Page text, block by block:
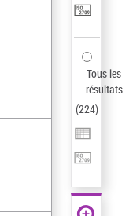
Tous les
résultats
(224)